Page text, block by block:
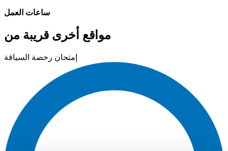
ساعات العمل
مواقع أخرى قريبة من
إمتحان رخصة السياقة